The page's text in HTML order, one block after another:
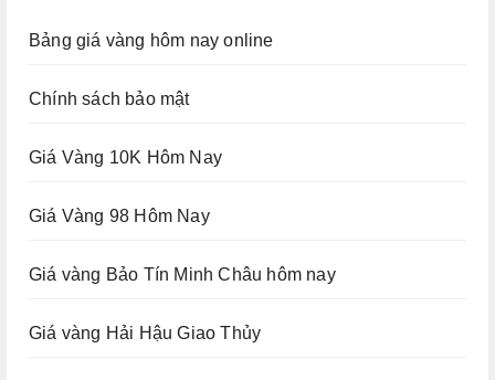
Bảng giá vàng hôm nay online
Chính sách bảo mật
Giá Vàng 10K Hôm Nay
Giá Vàng 98 Hôm Nay
Giá vàng Bảo Tín Minh Châu hôm nay
Giá vàng Hải Hậu Giao Thủy